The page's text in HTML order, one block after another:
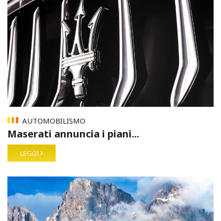
AUTOMOBILISMO
Maserati annuncia i piani...
LEGGI